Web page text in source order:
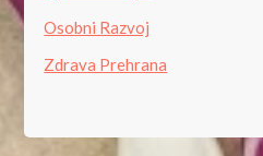
Osobni Razvoj
Zdrava Prehrana